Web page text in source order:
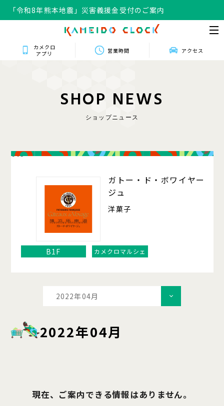
「令和8年熊本地震」災害義援金受付のご案内
カメクロ
アプリ
営業時間 アクセス
SHOP NEWS
ショップニュース
016
ガトー・ド・ボワイヤー
ジュ
洋菓子
B1F カメクロマルシェ
2022年04月
2022年04月
現在、ご案内できる情報はありません。